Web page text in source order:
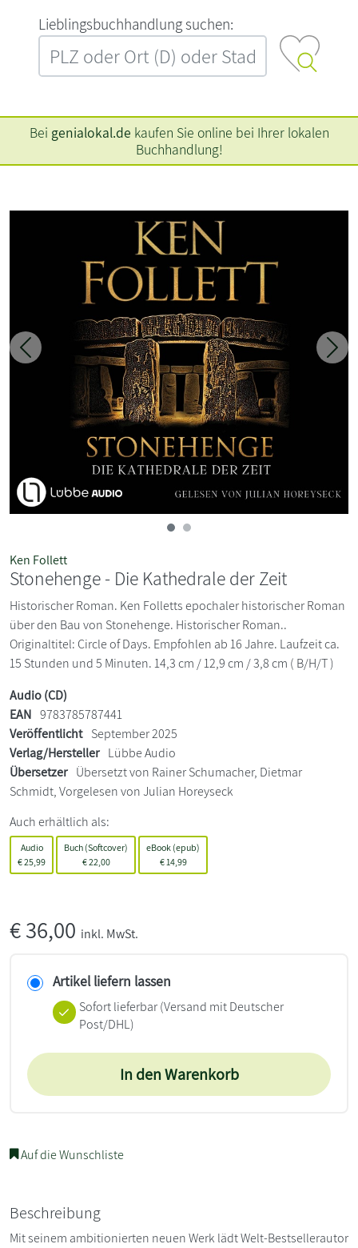
L‍i‍e‍b‍l‍i‍n‍g‍s‍b‍u‍c‍h‍h‍a‍n‍d‍l‍u‍n‍g‍ ‍s‍u‍c‍h‍e‍n‍:‍
Bei genialokal.de kaufen Sie online bei Ihrer lokalen
Buchhandlung!
Zurück
Ken Follett
Stonehenge - Die Kathedrale der Zeit
Historischer Roman. Ken Folletts epochaler historischer Roman
über den Bau von Stonehenge. Historischer Roman..
Originaltitel: Circle of Days. Empfohlen ab 16 Jahre. Laufzeit ca.
15 Stunden und 5 Minuten. 14,3 cm / 12,9 cm / 3,8 cm ( B/H/T )
Audio (CD)
EAN 9783785787441
Veröffentlicht September 2025
Verlag/Hersteller Lübbe Audio
Übersetzer Übersetzt von Rainer Schumacher, Dietmar
Schmidt, Vorgelesen von Julian Horeyseck
Auch erhältlich als:
Audio
€25,99
Buch (Softcover)
€22,00
eBook (epub)
€14,99
€36,00 inkl. MwSt.
Artikel liefern lassen
Sofort lieferbar(Versand mit Deutscher
Post/DHL)
In den Warenkorb
Auf die Wunschliste
Beschreibung
Mit seinem ambitionierten neuen Werk lädt Welt-Bestsellerautor